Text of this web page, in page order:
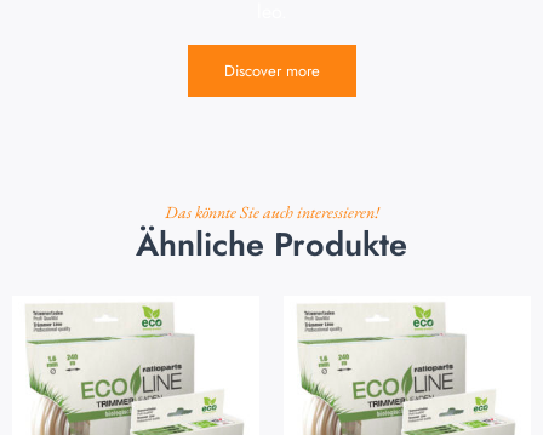
Discover more
Das könnte Sie auch interessieren!
Ähnliche Produkte